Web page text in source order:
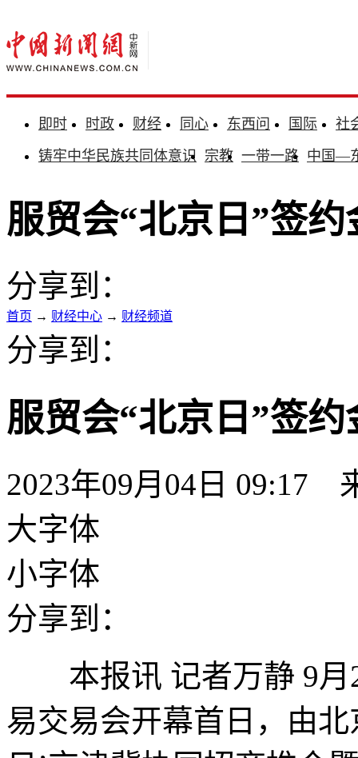
即时 时政 财经 同心 东西问 国际
社
铸牢中华民族共同体意识 宗教 一带一路 中国—
服贸会“北京日”签约
分享到：
首页 → 财经中心 → 财经频道
分享到：
服贸会“北京日”签约
2023年09月04日 09:17
大字体
小字体
分享到：
本报讯 记者万静 9月2
易交易会开幕首日，由